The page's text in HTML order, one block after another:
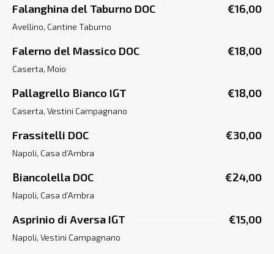
Falanghina del Taburno DOC €16,00
Avellino, Cantine Taburno
Falerno del Massico DOC €18,00
Caserta, Moio
Pallagrello Bianco IGT €18,00
Caserta, Vestini Campagnano
Frassitelli DOC €30,00
Napoli, Casa d’Ambra
Biancolella DOC €24,00
Napoli, Casa d’Ambra
Asprinio di Aversa IGT €15,00
Napoli, Vestini Campagnano